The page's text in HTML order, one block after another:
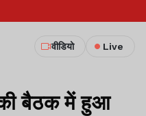
वीडियो Live
बैठक में हुआ